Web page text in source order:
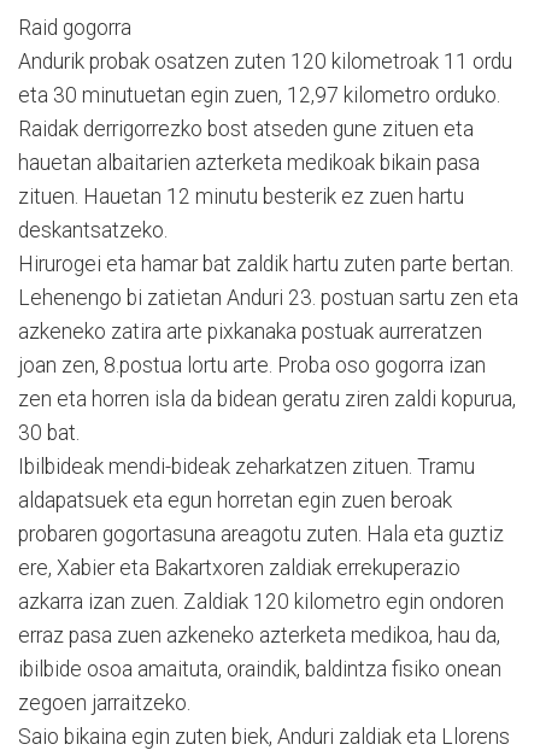
Raid gogorra
Andurik probak osatzen zuten 120 kilometroak 11 ordu
eta 30 minutuetan egin zuen, 12,97 kilometro orduko.
Raidak derrigorrezko bost atseden gune zituen eta
hauetan albaitarien azterketa medikoak bikain pasa
zituen. Hauetan 12 minutu besterik ez zuen hartu
deskantsatzeko.
Hirurogei eta hamar bat zaldik hartu zuten parte bertan.
Lehenengo bi zatietan Anduri 23. postuan sartu zen eta
azkeneko zatira arte pixkanaka postuak aurreratzen
joan zen, 8.postua lortu arte. Proba oso gogorra izan
zen eta horren isla da bidean geratu ziren zaldi kopurua,
30 bat.
Ibilbideak mendi-bideak zeharkatzen zituen. Tramu
aldapatsuek eta egun horretan egin zuen beroak
probaren gogortasuna areagotu zuten. Hala eta guztiz
ere, Xabier eta Bakartxoren zaldiak errekuperazio
azkarra izan zuen. Zaldiak 120 kilometro egin ondoren
erraz pasa zuen azkeneko azterketa medikoa, hau da,
ibilbide osoa amaituta, oraindik, baldintza fisiko onean
zegoen jarraitzeko.
Saio bikaina egin zuten biek, Anduri zaldiak eta Llorens